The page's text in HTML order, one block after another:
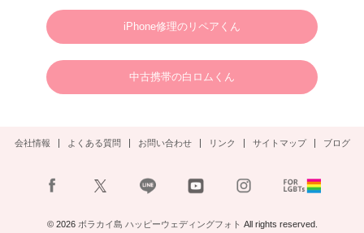
2025年1月1日
ボラカイウェディングフォト一同
2025.01.22
N様 2025年3月 ウェディングフォトご予約ありがとうございます。
2024.08.30
A様 12月末ウェディングフォト
お問い合わせありがとうございます。
iPhone修理のリペアくん
中古携帯の白ロムくん
会社情報 よくある質問 お問い合わせ リンク サイトマップ ブログ
© 2026 ボラカイ島 ハッピーウェディングフォト All rights reserved.